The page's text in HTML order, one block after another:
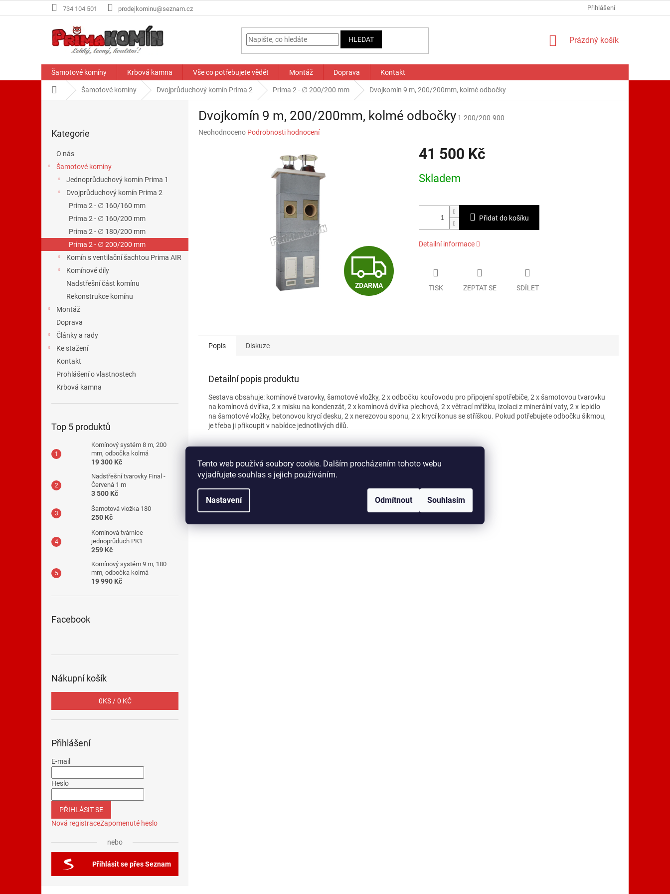
Tento web používá soubory cookie. Dalším procházením tohoto webu
vyjadřujete souhlas s jejich používáním.
Nastavení Odmítnout Souhlasím
na
734 104 501 prodejkominu@seznam.cz Přihlášení
HLEDAT
NÁKUPNÍ
Prázdný košík
Šamotové komíny Krbová kamna Vše co potřebujete vědět Montáž Doprava Kontakt
Domů Šamotové komíny Dvojprůduchový komín Prima 2 Prima 2 - ∅ 200/200 mm Dvojkomín 9 m, 200/200mm, kolmé odbočky
e
l
kategorie
Kategorie
O nás
Šamotové komíny
Jednoprůduchový komín Prima 1
Dvojprůduchový komín Prima 2
Prima 2 - ∅ 160/160 mm
Prima 2 - ∅ 160/200 mm
Prima 2 - ∅ 180/200 mm
Prima 2 - ∅ 200/200 mm
Komín s ventilační šachtou Prima AIR
Komínové díly
Nadstřešní část komínu
Rekonstrukce komínu
Montáž
Doprava
Články a rady
Ke stažení
Kontakt
Prohlášení o vlastnostech
Krbová kamna
Top 5 produktů
Komínový systém 8 m, 200
mm, odbočka kolmá
19 300 Kč
Nadstřešní tvarovky Final -
Červená 1 m
3 500 Kč
Šamotová vložka 180
250 Kč
Komínová tvárnice
jednoprůduch PK1
259 Kč
Komínový systém 9 m, 180
mm, odbočka kolmá
19 990 Kč
Facebook
Nákupní košík
0KS /0 KČ
Přihlášení
E-mail
Heslo
PŘIHLÁSIT SE
Nová registraceZapomenuté heslo
nebo
Přihlásit se přes Seznam
Dvojkomín 9 m, 200/200mm, kolmé odbočky 1-200/200-900
Průměrné
Neohodnoceno Podrobnosti hodnocení
Z
D
M
A
ZDARMA
41 500 Kč
cena:
Skladem
Přidat do košíku
Detailní informace
TISK ZEPTAT SE SDÍLET
Popis Diskuze
Detailní popis produktu
Sestava obsahuje: komínové tvarovky, šamotové vložky, 2 x odbočku kouřovodu pro připojení spotřebiče, 2 x šamotovou tvarovku
na komínová dvířka, 2 x misku na kondenzát, 2 x komínová dvířka plechová, 2 x větrací mřížku, izolaci z minerální vaty, 2 x lepidlo
na šamotové vložky, betonovou krycí desku, 2 x nerezovou sponu, 2 x krycí konus se stříškou. Pokud potřebujete odbočku šikmou,
je třeba ji přikoupit v nabídce jednotlivých dílů.